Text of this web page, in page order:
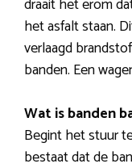
het asfalt staan.
verlaagd
banden. Een
Wat is banden
Begint het stuur
bestaat dat de